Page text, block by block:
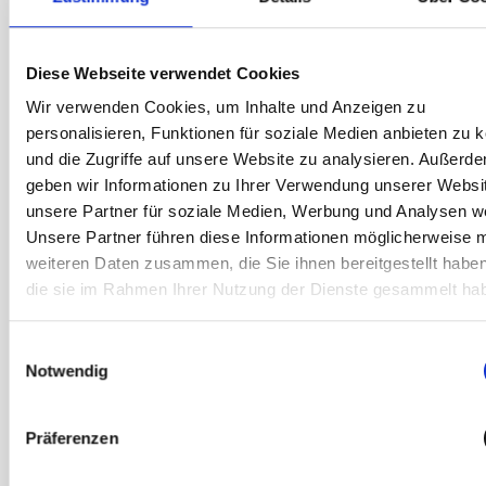
Diese Webseite verwendet Cookies
Wir verwenden Cookies, um Inhalte und Anzeigen zu
personalisieren, Funktionen für soziale Medien anbieten zu
und die Zugriffe auf unsere Website zu analysieren.
geben wir Informationen zu Ihrer Verwendung unserer
unsere Partner für soziale Medien, Werbung und Analysen
Unsere Partner führen diese Informationen möglicherweise
weiteren Daten zusammen, die Sie ihnen bereitgestellt
die sie im Rahmen Ihrer Nutzung der Dienste gesammelt
Notwendig
Präferenzen
Premium Service Pauschale*
Termins nicht repariert werden kann*
*Gilt nur für Garantieschäden. Siehe
Garantiebedingungen
Reparatur in unter einer Stunde – ohne
Stress
Dein Gerät ist im Handumdrehen wieder
Deine Garantie bleibt – sorgenfrei und
Jede Reparatur entspricht den höchsten